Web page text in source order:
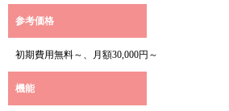
参考価格
初期費用無料～、月額30,000円～
機能